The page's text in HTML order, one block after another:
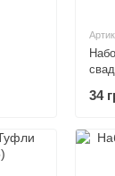
34